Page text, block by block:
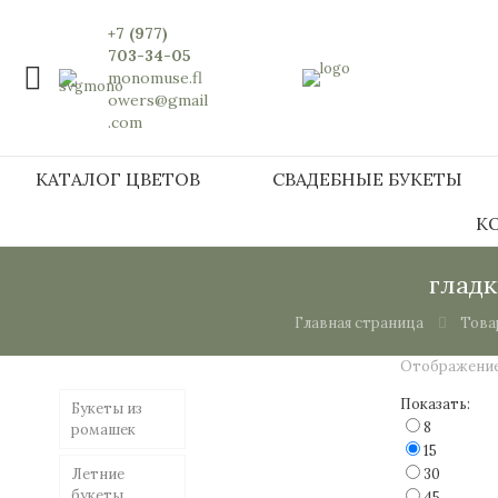
+7 (977)
703-34-05
monomuse.fl
owers@gmail
.com
КАТАЛОГ ЦВЕТОВ
СВАДЕБНЫЕ БУКЕТЫ
Главная страница
Показать:
8
15
30
Букеты из
ромашек
Летние